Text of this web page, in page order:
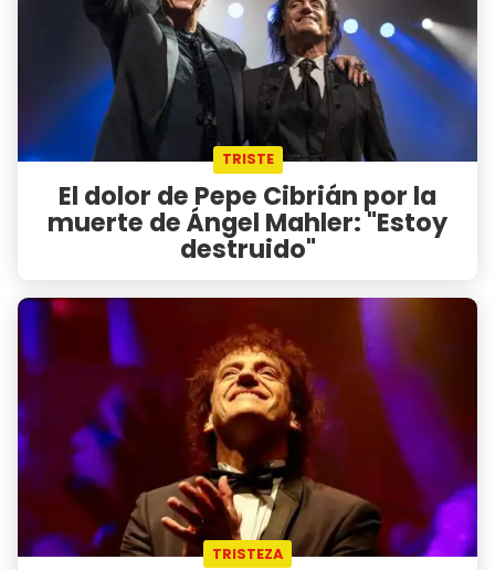
TRISTE
El dolor de Pepe Cibrián por la
muerte de Ángel Mahler: "Estoy
destruido"
TRISTEZA